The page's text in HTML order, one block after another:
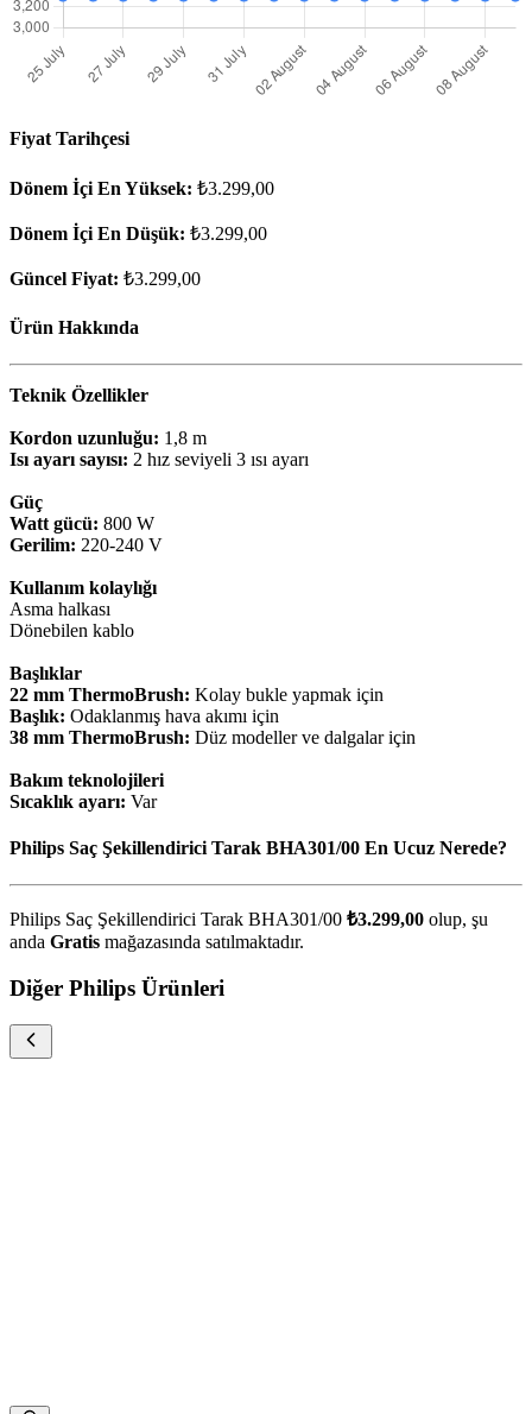
Fiyat Tarihçesi
Dönem İçi En Yüksek: ₺3.299,00
Dönem İçi En Düşük: ₺3.299,00
Güncel Fiyat: ₺3.299,00
Ürün Hakkında
Teknik Özellikler
Kordon uzunluğu: 1,8 m
Isı ayarı sayısı: 2 hız seviyeli 3 ısı ayarı
Güç
Watt gücü: 800 W
Gerilim: 220-240 V
Kullanım kolaylığı
Asma halkası
Dönebilen kablo
Başlıklar
22 mm ThermoBrush: Kolay bukle yapmak için
Başlık: Odaklanmış hava akımı için
38 mm ThermoBrush: Düz modeller ve dalgalar için
Bakım teknolojileri
Sıcaklık ayarı: Var
Philips Saç Şekillendirici Tarak BHA301/00 En Ucuz Nerede?
Philips Saç Şekillendirici Tarak BHA301/00 ₺3.299,00 olup, şu
anda Gratis mağazasında satılmaktadır.
Diğer Philips Ürünleri